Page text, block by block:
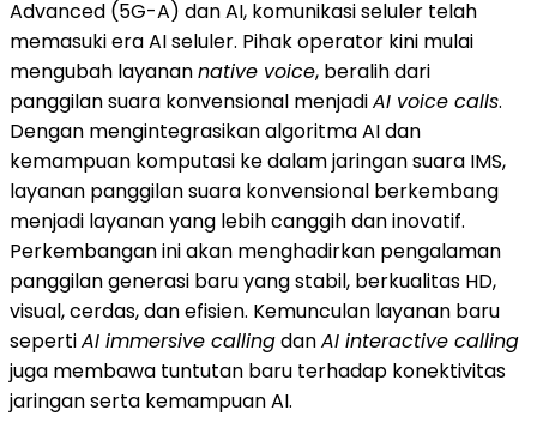
Advanced (5G-A) dan AI, komunikasi seluler telah
memasuki era AI seluler. Pihak operator kini mulai
mengubah layanannative voice, beralih dari
panggilan suara konvensional menjadiAI voice calls.
Dengan mengintegrasikan algoritma AI dan
kemampuan komputasi ke dalam jaringan suara IMS,
layanan panggilan suara konvensional berkembang
menjadi layanan yang lebih canggih dan inovatif.
Perkembangan ini akan menghadirkan pengalaman
panggilan generasi baru yang stabil, berkualitas HD,
visual, cerdas, dan efisien. Kemunculan layanan baru
sepertiAI immersive callingdanAI interactive calling
juga membawa tuntutan baru terhadap konektivitas
jaringan serta kemampuan AI.